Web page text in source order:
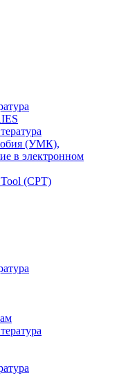
(УМК),
в электронном
Tool (CPT)